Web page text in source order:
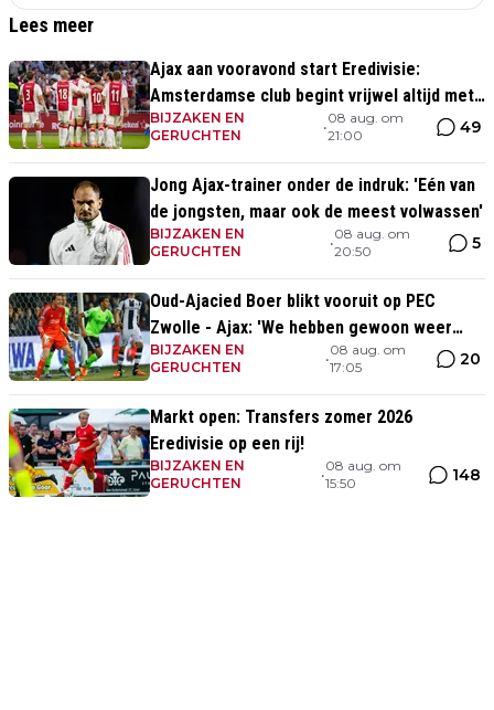
Lees meer
Ajax aan vooravond start Eredivisie:
Amsterdamse club begint vrijwel altijd met
zege
BIJZAKEN EN
GERUCHTEN
•
08 aug. om
21:00
49
Jong Ajax-trainer onder de indruk: 'Eén van
de jongsten, maar ook de meest volwassen'
BIJZAKEN EN
GERUCHTEN
•
08 aug. om
20:50
5
Oud-Ajacied Boer blikt vooruit op PEC
Zwolle - Ajax: 'We hebben gewoon weer
kans tegen Ajax'
BIJZAKEN EN
GERUCHTEN
•
08 aug. om
17:05
20
Markt open: Transfers zomer 2026
Eredivisie op een rij!
BIJZAKEN EN
GERUCHTEN
•
08 aug. om
15:50
148